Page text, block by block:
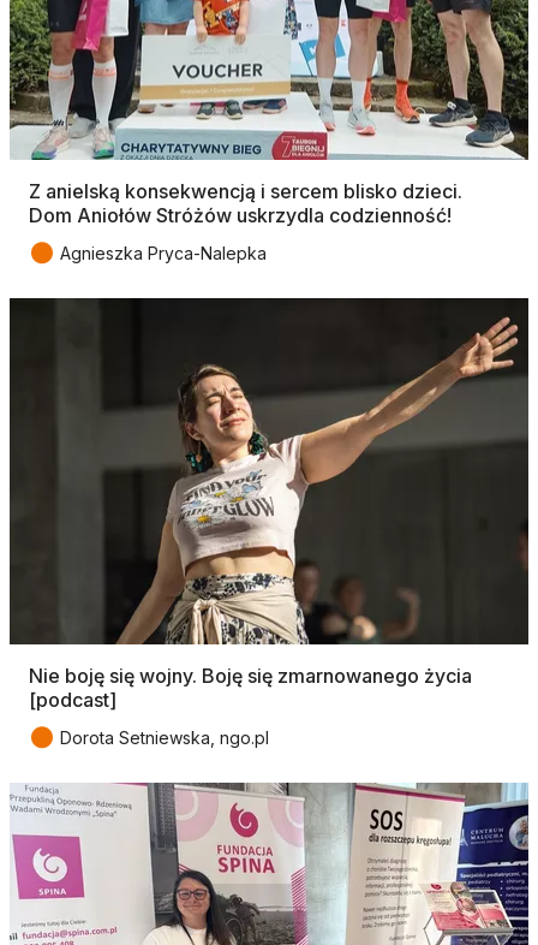
Z anielską konsekwencją i sercem blisko dzieci.
Dom Aniołów Stróżów uskrzydla codzienność!
● Agnieszka Pryca-Nalepka
Nie boję się wojny. Boję się zmarnowanego życia
[podcast]
● Dorota Setniewska, ngo.pl